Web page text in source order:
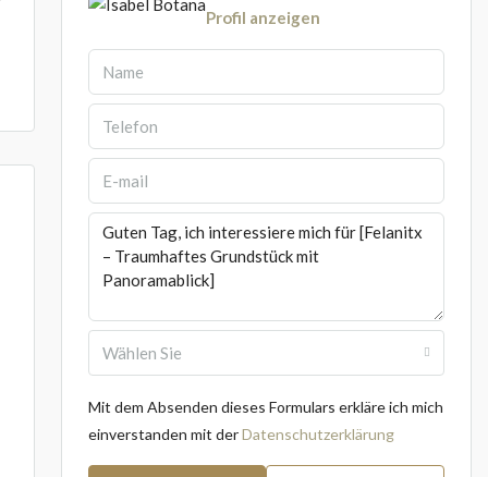
Profil anzeigen
Wählen Sie
Mit dem Absenden dieses Formulars erkläre ich mich
einverstanden mit derDatenschutzerklärung